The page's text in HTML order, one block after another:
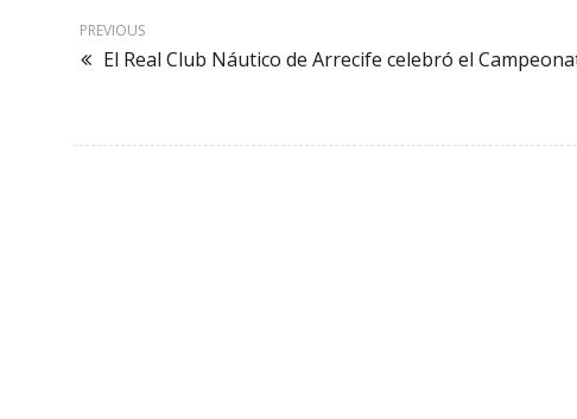
PREVIOUS
El Real Club Náutico de Arrecife celebró el